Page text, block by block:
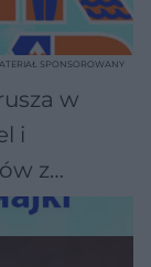
w
i
z
SPONSOROWANY